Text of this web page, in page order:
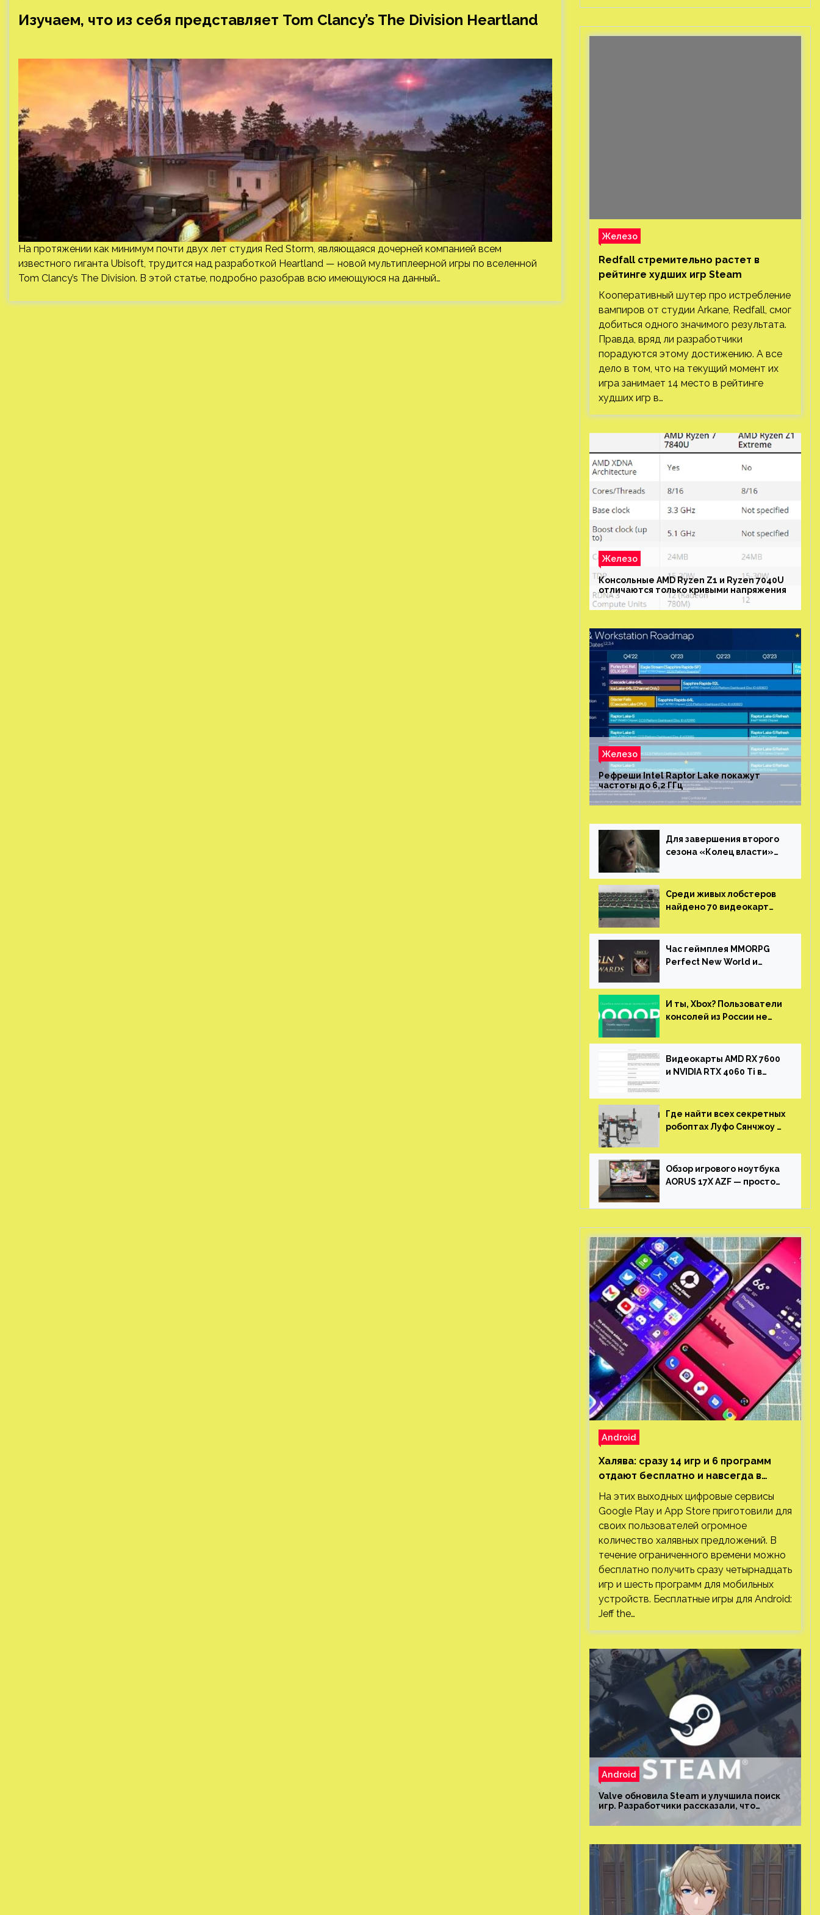
Изучаем, что из себя представляет Tom Clancy’s The Division Heartland
На протяжении как минимум почти двух лет студия Red Storm, являющаяся дочерней компанией всем
известного гиганта Ubisoft, трудится над разработкой Heartland — новой мультиплеерной игры по вселенной
Tom Clancy’s The Division. В этой статье, подробно разобрав всю имеющуюся на данный…
Железо
Redfall стремительно растет в
рейтинге худших игр Steam
Кооперативный шутер про истребление
вампиров от студии Arkane, Redfall, смог
добиться одного значимого результата.
Правда, вряд ли разработчики
порадуются этому достижению. А все
дело в том, что на текущий момент их
игра занимает 14 место в рейтинге
худших игр в…
Железо
Консольные AMD Ryzen Z1 и Ryzen 7040U
отличаются только кривыми напряжения
Железо
Рефреши Intel Raptor Lake покажут
частоты до 6,2 ГГц
Для завершения второго
сезона «Колец власти»
Среди живых лобстеров
найдено 70 видеокарт
китайской таможни
Час геймплея MMORPG
Perfect New World и
И ты, Xbox? Пользователи
консолей из России не
учетные записи
Видеокарты AMD RX 7600
и NVIDIA RTX 4060 Ti в
Где найти всех секретных
робоптах Луфо Сянчжоу в
Обзор игрового ноутбука
AORUS 17X AZF — просто
Android
Халява: сразу 14 игр и 6 программ
отдают бесплатно и навсегда в
Google Play и App Store. Есть проект
с 1 млн загрузок
На этих выходных цифровые сервисы
Google Play и App Store приготовили для
своих пользователей огромное
количество халявных предложений. В
течение ограниченного времени можно
бесплатно получить сразу четырнадцать
игр и шесть программ для мобильных
устройств. Бесплатные игры для Android:
Jeff the…
Android
Valve обновила Steam и улучшила поиск
игр. Разработчики рассказали, что